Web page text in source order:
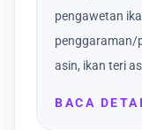
pengawetan
penggaraman/
asin, ikan teri
BACA